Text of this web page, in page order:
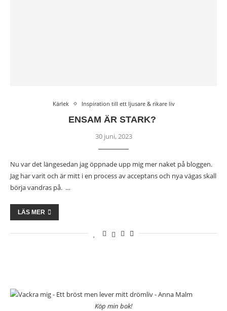
Kärlek Inspiration till ett ljusare & rikare liv
ENSAM ÄR STARK?
30 juni, 2023
Nu var det längesedan jag öppnade upp mig mer naket på bloggen.
Jag har varit och är mitt i en process av acceptans och nya vägas skall
börja vandras på. …
LÄS MER
Köp min bok!